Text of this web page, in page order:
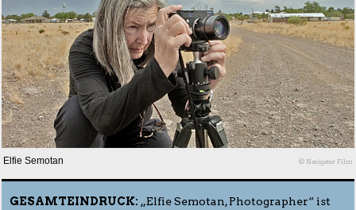
Elfie Semotan © Navigator Film
GESAMTEINDRUCK: „Elfie Semotan, Photographer“ ist